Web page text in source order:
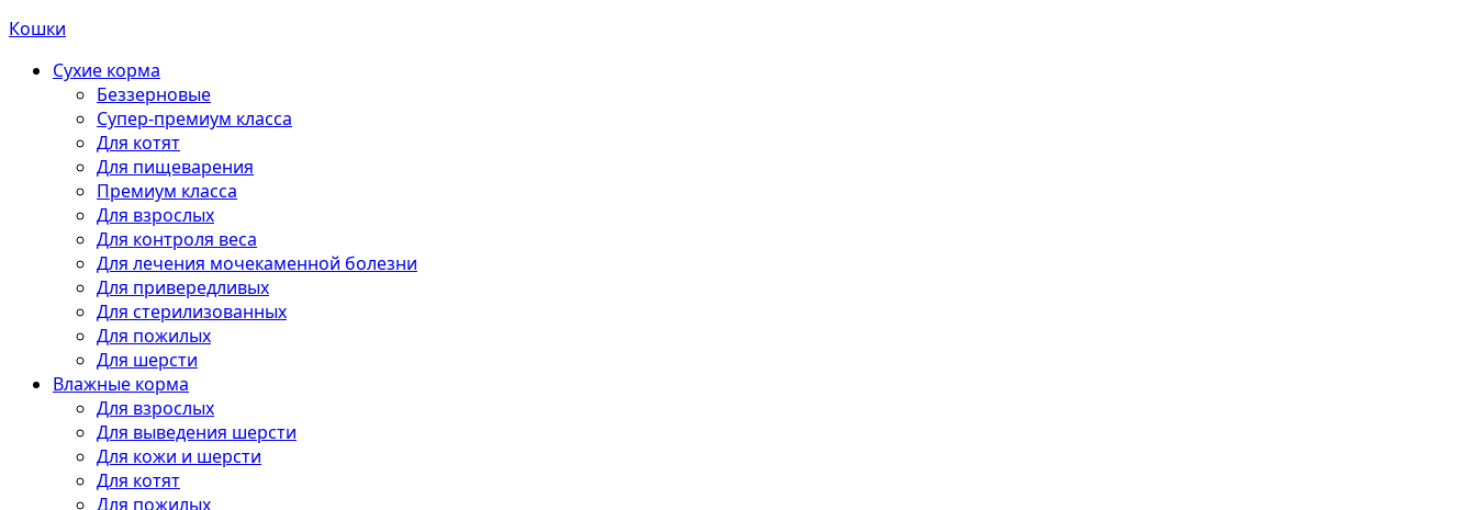
Кошки
Сухие корма
Беззерновые
Супер-премиум класса
Для котят
Для пищеварения
Премиум класса
Для взрослых
Для контроля веса
Для лечения мочекаменной болезни
Для привередливых
Для стерилизованных
Для пожилых
Для шерсти
Влажные корма
Для взрослых
Для выведения шерсти
Для кожи и шерсти
Для котят
Для пожилых